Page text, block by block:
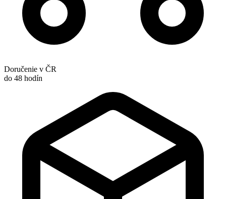
Doručenie v ČR
do 48 hodín